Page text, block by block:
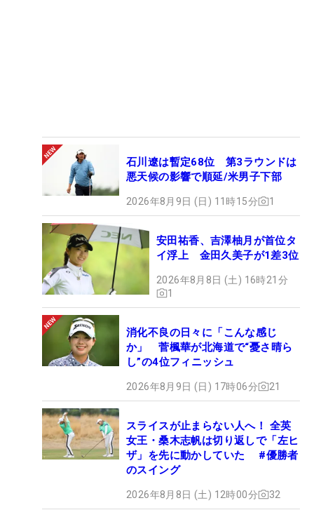
石川遼は暫定68位 第3ラウンドは
悪天候の影響で順延/米男子下部
2026年8月9日 (日) 11時15分 1
安田祐香、吉澤柚月が首位タ
イ浮上 金田久美子が1差3位
2026年8月8日 (土) 16時21分
1
消化不良の日々に「こんな感じ
か」 菅楓華が北海道で“憂さ晴ら
し”の4位フィニッシュ
2026年8月9日 (日) 17時06分 21
スライスが止まらない人へ！ 全英
女王・桑木志帆は切り返しで「左ヒ
ザ」を先に動かしていた #優勝者
のスイング
2026年8月8日 (土) 12時00分 32